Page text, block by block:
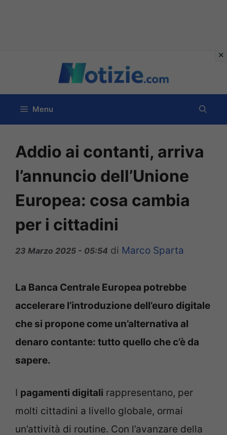
contenuto
Menu
Addio ai contanti, arriva
l’annuncio dell’Unione
Europea: cosa cambia
per i cittadini
23 Marzo 2025 - 05:54 di Marco Sparta
La Banca Centrale Europea potrebbe
accelerare l’introduzione dell’euro digitale
che si propone come un’alternativa al
denaro contante: tutto quello che c’è da
sapere.
I pagamenti digitali rappresentano, per
molti cittadini a livello globale, ormai
un’attività di routine. Con l’avanzare della